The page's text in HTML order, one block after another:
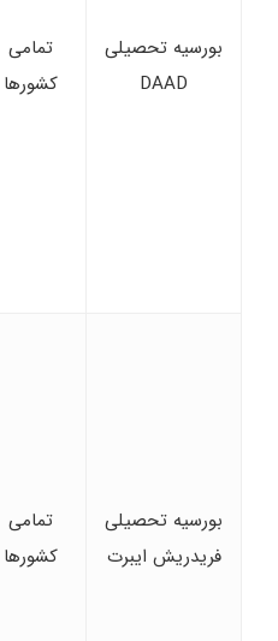
بورسیه تحصیلی
DAAD
تمامی
کشورها
بورسیه تحصیلی
فریدریش ایبرت
تمامی
کشورها